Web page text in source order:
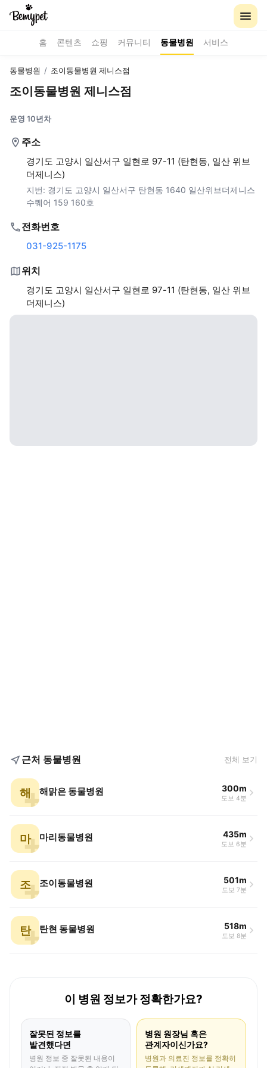
홈 콘텐츠 쇼핑 커뮤니티 동물병원 서비스
동물병원 / 조이동물병원 제니스점
조이동물병원 제니스점
운영 10년차
주소
경기도 고양시 일산서구 일현로 97-11 (탄현동, 일산 위브
더제니스)
지번: 경기도 고양시 일산서구 탄현동 1640 일산위브더제니스
수퀘어 159 160호
전화번호
031-925-1175
위치
경기도 고양시 일산서구 일현로 97-11 (탄현동, 일산 위브
더제니스)
근처 동물병원 전체 보기
해 해맑은 동물병원 300m
도보 4분
마 마리동물병원 435m
도보 6분
조 조이동물병원 501m
도보 7분
탄 탄현 동물병원 518m
도보 8분
이 병원 정보가 정확한가요?
잘못된 정보를
발견했다면
병원 정보 중 잘못된 내용이
병원 원장님 혹은
관계자이신가요?
병원과 의료진 정보를 정확히